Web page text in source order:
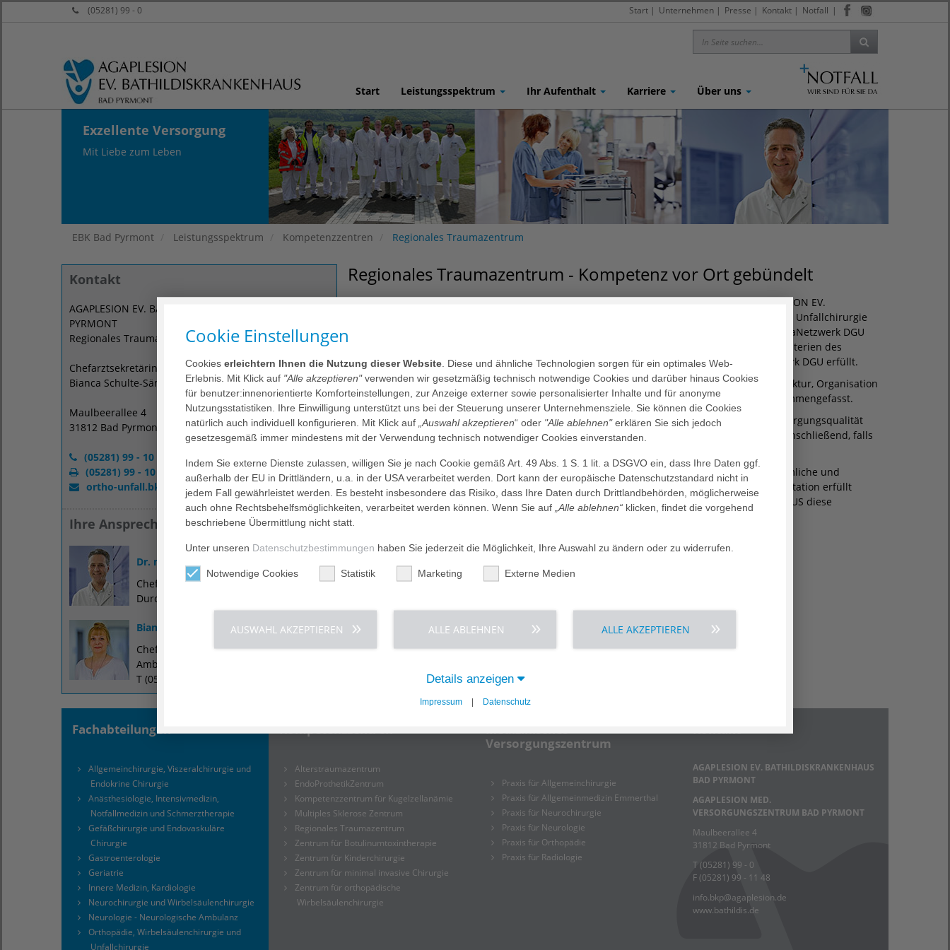
(05281) 99 - 0 |
Start | Unternehmen | Presse | Kontakt | Notfall
Start Leistungsspektrum Ihr Aufenthalt Karriere Über uns
Exzellente Versorgung
Mit Liebe zum Leben
EBK Bad Pyrmont Leistungsspektrum Kompetenzzentren Regionales Traumazentrum
Kontakt
AGAPLESION EV. BATHILDISKRANKENHAUS BAD
PYRMONT
Regionales Traumazentrum
Chefarztsekretärin BG Sekretariat/ Ambulanz
Bianca Schulte-Sänger
Maulbeerallee 4
31812 Bad Pyrmont
(05281) 99 - 10 18
(05281) 99 - 10 19
ortho-unfall.bkp
agaplesion.de
Ihre Ansprechpartner
Dr. med. Dirk Kebe
Chefarzt Unfallchirurgie, Handchirurg,
Durchgangsarzt
Bianca Schulte-Sänger
Chefarztsekretärin BG Sekretariat/
Ambulanz
T (05281) 99 - 16 34, F (05281) 99 - 16 35
Regionales Traumazentrum - Kompetenz vor Ort gebündelt
Nach intensiven Vorbereitungen und einem erfolgreichen Audit in 2013 wurde dem AGAPLESION EV.
BATHILDISKRANKENHAUS durch die DIOcert GmbH im Auftrag der Deutschen Gesellschaft für Unfallchirurgie
bescheinigt, dass das Krankenhaus in Bad Pyrmont als Regionales Traumazentrum im TraumaNetzwerk DGU
TNW Ostwestfalen-Lippe die Anforderung zur Behandlung von Schwerverletzten nach den Kriterien des
Weißbuches der Deutschen Gesellschaft für Unfallchirurgie und die Kriterien TraumaNetzwerk DGU erfüllt.
Im Weißbuch der Deutschen Gesellschaft für Unfallchirurgie e.V. sind Empfehlungen zur Struktur, Organisation
und Ausstattung der Schwerverletzten-Versorgung in der Bundesrepublik Deutschland zusammengefasst.
Die Aufgaben des TraumaNetzwerkes bestehen in der Erhaltung und Verbesserung der Versorgungsqualität
von Schwerverletzten. Im regionalen Traumazentrum können Schwerverletzte versorgt und anschließend, falls
Um die Erstversorgung von Schwerverletzten vornehmen zu können, müssen bestimmte räumliche und
personelle Voraussetzungen in der Notaufnahme und im Schockraum sowie auf der Intensivstation erfüllt
werden. Die DIOcert GmbH hat bescheinigt, dass das AGAPLESION EV. BATHILDISKRANKENHAUS diese
Voraussetzungen erfüllt.
Fachabteilungen
Allgemeinchirurgie, Viszeralchirurgie und
Endokrine Chirurgie
Anästhesiologie, Intensivmedizin,
Notfallmedizin und Schmerztherapie
Gefäßchirurgie und Endovaskuläre
Chirurgie
Gastroenterologie
Geriatrie
Innere Medizin, Kardiologie
Neurochirurgie und Wirbelsäulenchirurgie
Neurologie - Neurologische Ambulanz
Orthopädie, Wirbelsäulenchirurgie und
Unfallchirurgie
Kompetenzzentren
Alterstraumazentrum
EndoProthetikZentrum
Kompetenzzentrum für Kugelzellanämie
Multiples Sklerose Zentrum
Regionales Traumazentrum
Zentrum für Botulinumtoxintherapie
Zentrum für Kinderchirurgie
Zentrum für minimal invasive Chirurgie
Zentrum für orthopädische
Wirbelsäulenchirurgie
Medizinisches
Versorgungszentrum
Praxis für Allgemeinchirurgie
Praxis für Allgemeinmedizin Emmerthal
Praxis für Neurochirurgie
Praxis für Neurologie
Praxis für Orthopädie
Praxis für Radiologie
Kontakt
AGAPLESION EV. BATHILDISKRANKENHAUS
BAD PYRMONT
AGAPLESION MED.
VERSORGUNGSZENTRUM BAD PYRMONT
Maulbeerallee 4
31812 Bad Pyrmont
T (05281) 99 - 0
F (05281) 99 - 11 48
info.bkp@agaplesion.de
www.bathildis.de
Cookie Einstellungen
Cookies erleichtern Ihnen die Nutzung dieser Website . Diese und ähnliche Technologien sorgen für ein optimales Web-
Erlebnis. Mit Klick auf "Alle akzeptieren"verwenden wir gesetzmäßig technisch notwendige Cookies und darüber hinaus Cookies
für benutzer:innenorientierte Komforteinstellungen, zur Anzeige externer sowie personalisierter Inhalte und für anonyme
Nutzungsstatistiken. Ihre Einwilligung unterstützt uns bei der Steuerung unserer Unternehmensziele. Sie können die Cookies
natürlich auch individuell konfigurieren. Mit Klick auf „Auswahl akzeptieren“ oder "Alle ablehnen"erklären Sie sich jedoch
gesetzesgemäß immer mindestens mit der Verwendung technisch notwendiger Cookies einverstanden.
Indem Sie externe Dienste zulassen, willigen Sie je nach Cookie gemäß Art. 49 Abs. 1 S. 1 lit. a DSGVO ein, dass Ihre Daten ggf.
außerhalb der EU in Drittländern, u.a. in der USA verarbeitet werden. Dort kann der europäische Datenschutzstandard nicht in
jedem Fall gewährleistet werden. Es besteht insbesondere das Risiko, dass Ihre Daten durch Drittlandbehörden, möglicherweise
auch ohne Rechtsbehelfsmöglichkeiten, verarbeitet werden können. Wenn Sie auf „Alle ablehnen“ klicken, findet die vorgehend
beschriebene Übermittlung nicht statt.
Unter unseren Datenschutzbestimmungen haben Sie jederzeit die Möglichkeit, Ihre Auswahl zu ändern oder zu widerrufen.
Notwendige Cookies Statistik Marketing Externe Medien
AUSWAHL AKZEPTIEREN ALLE ABLEHNEN ALLE AKZEPTIEREN
Details anzeigen
Impressum | Datenschutz